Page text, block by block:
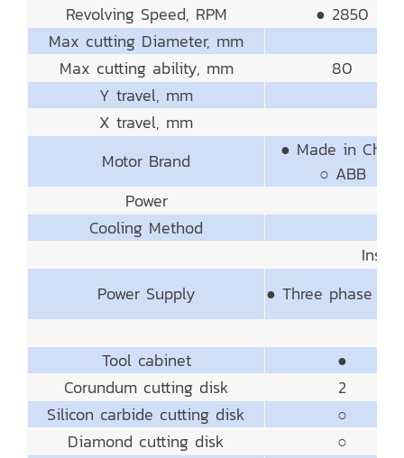
Revolving Speed, RPM
● 2850
Max cutting Diameter, mm
Max cutting ability, mm
80
Y travel, mm
X travel, mm
Motor Brand
● Made in China
○ ABB
Power
Cooling Method
Power Supply
● Three phase
Tool cabinet
●
Corundum cutting disk
2
Silicon carbide cutting disk
○
Diamond cutting disk
○